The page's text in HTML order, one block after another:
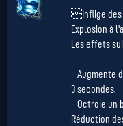
Inflige des
Explosion à
Les effets
- Augmente
3 secondes.
- Octroie un
Réduction